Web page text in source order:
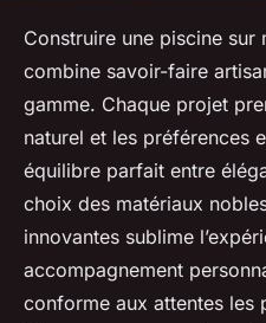
Construire une piscine sur
combine savoir-faire
gamme. Chaque projet
naturel et les préférences
équilibre parfait entre
choix des matériaux
innovantes sublime
accompagnement
conforme aux attentes les